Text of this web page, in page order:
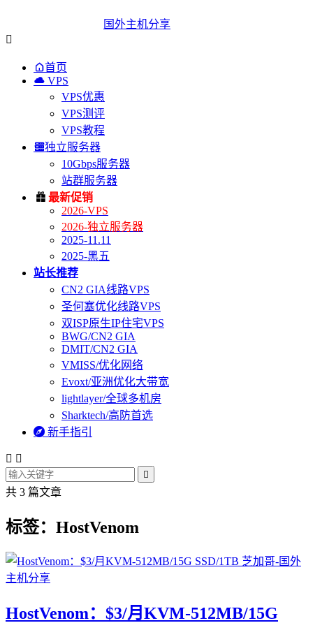
国外主机分享

首页
 VPS
VPS优惠
VPS测评
VPS教程
独立服务器
10Gbps服务器
站群服务器
 最新促销
2026-VPS
2026-独立服务器
2025-11.11
2025-黑五
站长推荐
CN2 GIA线路VPS
圣何塞优化线路VPS
双ISP原生IP住宅VPS
BWG/CN2 GIA
DMIT/CN2 GIA
VMISS/优化网络
Evoxt/亚洲优化大带宽
lightlayer/全球多机房
Sharktech/高防首选
 新手指引
 

共 3 篇文章
标签：HostVenom
HostVenom：$3/月KVM-512MB/15G